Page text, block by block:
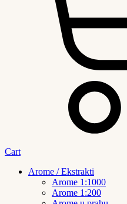
Cart
Arome / Ekstrakti
Arome 1:1000
Arome 1:200